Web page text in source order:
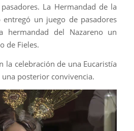
La Hermandad de la
un juego de pasadores
del Nazareno un
de Fieles.
la celebración de una Eucaristía
una posterior convivencia.